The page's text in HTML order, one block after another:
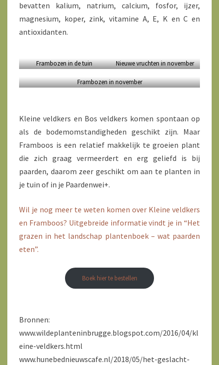
bevatten kalium, natrium, calcium, fosfor, ijzer,
magnesium, koper, zink, vitamine A, E, K en C en
antioxidanten.
Frambozen in de tuin Nieuwe vruchten in november
Frambozen in november
Kleine veldkers en Bos veldkers komen spontaan op
als de bodemomstandigheden geschikt zijn. Maar
Framboos is een relatief makkelijk te groeien plant
die zich graag vermeerdert en erg geliefd is bij
paarden, daarom zeer geschikt om aan te planten in
je tuin of in je Paardenwei+.
Wil je nog meer te weten komen over Kleine veldkers
en Framboos? Uitgebreide informatie vindt je in “Het
grazen in het landschap plantenboek – wat paarden
eten”.
Boek hier te bestellen
Bronnen:
www.wildeplanteninbrugge.blogspot.com/2016/04/kl
eine-veldkers.html
www.hunebednieuwscafe.nl/2018/05/het-geslacht-